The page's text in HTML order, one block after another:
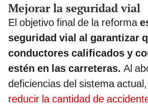
Mejorar la seguridad vial
El objetivo final de la reforma
seguridad vial al garantizar
conductores calificados y
estén en las carreteras. Al
deficiencias del sistema actual,
reducir la cantidad de